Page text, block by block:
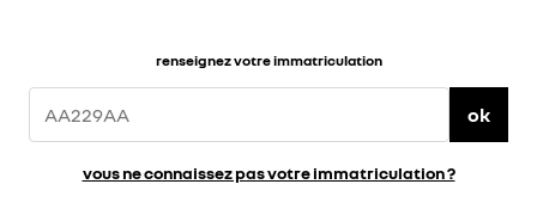
renseignez votre immatriculation
ok
vous ne connaissez pas votre immatriculation ?